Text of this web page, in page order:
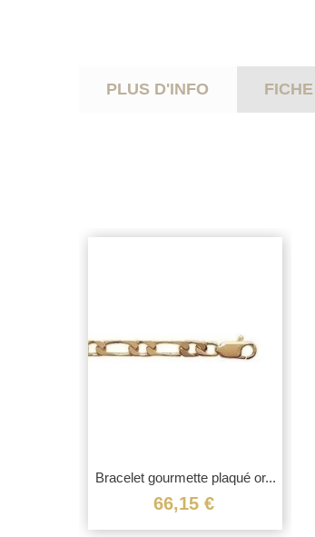
PLUS D'INFO
Vue rapide
Bracelet gourmette plaqué or...
66,15 €